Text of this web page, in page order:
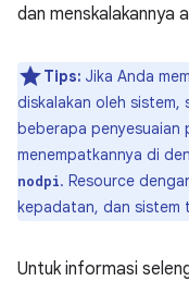
dan menskalakannya
Tips: Jika Anda
diskalakan oleh sistem,
beberapa penyesuaian
menempatkannya di
nodpi. Resource
kepadatan, dan sistem
Untuk informasi